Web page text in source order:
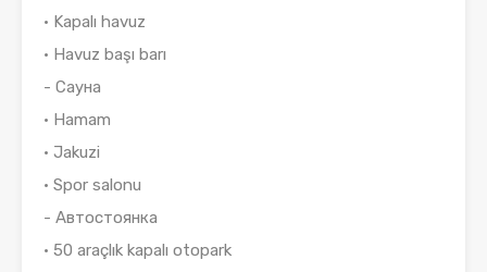
• Kapalı havuz
• Havuz başı barı
- Сауна
• Hamam
• Jakuzi
• Spor salonu
- Автостоянка
• 50 araçlık kapalı otopark